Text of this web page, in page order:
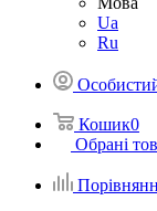
Ua
Ru
Кошик0
Обрані